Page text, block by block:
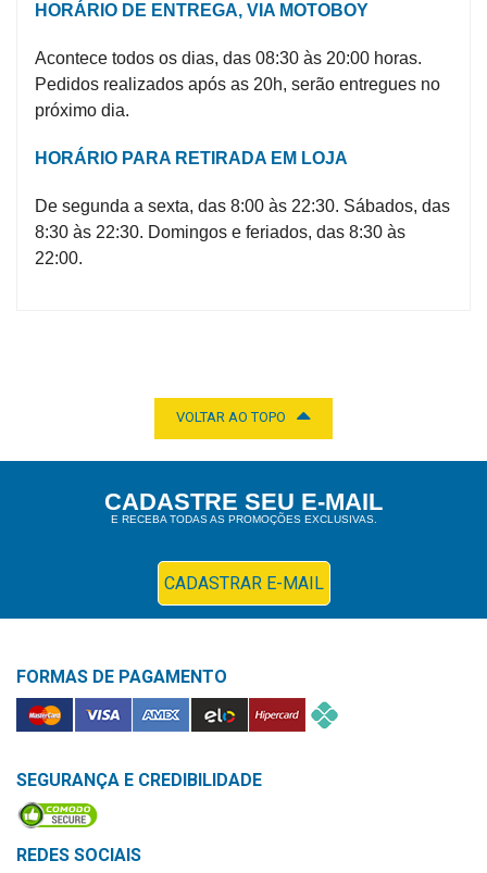
Utilidade
OFERTAS
PROMOÇÕES
MAIS
PRÓXIMA
CENTRAL
DO
CLIENTE
HORÁRIO DE ENTREGA, VIA MOTOBOY
Acontece todos os dias, das 08:30 às 20:00 horas.
Pedidos realizados após as 20h, serão entregues no
próximo dia.
HORÁRIO PARA RETIRADA EM LOJA
De segunda a sexta, das 8:00 às 22:30. Sábados, das
8:30 às 22:30. Domingos e feriados, das 8:30 às
22:00.
VOLTAR AO TOPO
CADASTRE SEU E-MAIL
E RECEBA TODAS AS PROMOÇÕES EXCLUSIVAS.
CADASTRAR E-MAIL
FORMAS DE PAGAMENTO
SEGURANÇA E CREDIBILIDADE
REDES SOCIAIS